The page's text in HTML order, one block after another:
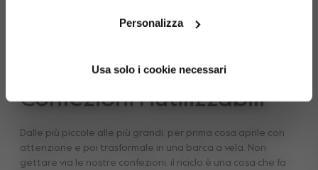
Personalizza
Usa solo i cookie necessari
Confezioni riutilizzabili
Dalle più piccole alle più grandi, per prima cosa aprile con
attenzione e poi trasformale in una barca a vela. Non
gettare via le nostre confezioni, il riciclo è una cosa che fa